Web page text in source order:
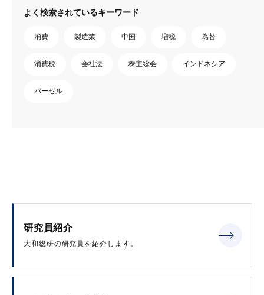
よく検索されているキーワード
消費 製造業 中国 増税 為替
消費税 会社法 株主総会 インドネシア
バーゼル
研究員紹介
大和総研の研究員を紹介します。